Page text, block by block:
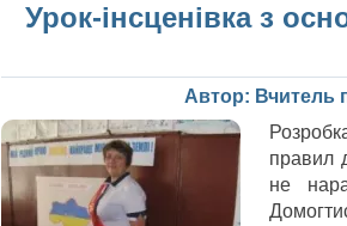
Урок-інсценівка з
Автор: Вчитель
правил
не